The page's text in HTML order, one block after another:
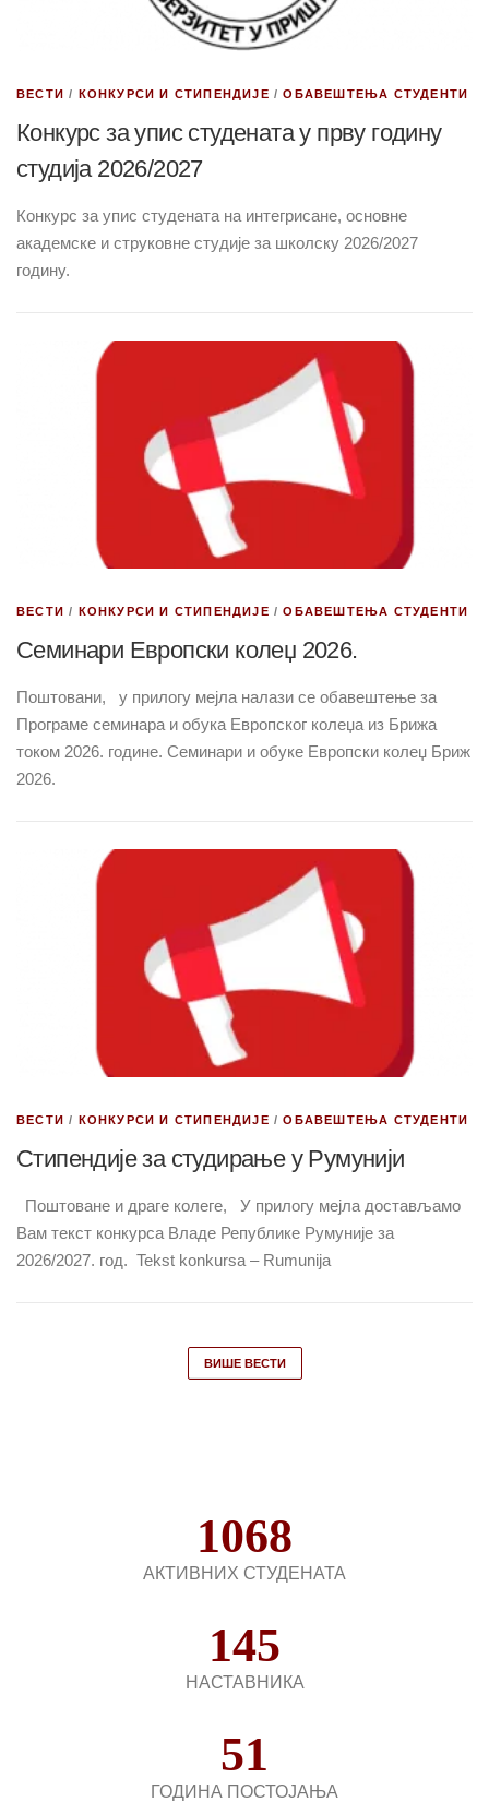
ВЕСТИ / КОНКУРСИ И СТИПЕНДИЈЕ /ОБАВЕШТЕЊА СТУДЕНТИ
Конкурс за упис студената у прву годину
студија 2026/2027
Конкурс за упис студената на интегрисане, основне
академске и струковне студије за школску 2026/2027
годину.
ВЕСТИ / КОНКУРСИ И СТИПЕНДИЈЕ /ОБАВЕШТЕЊА СТУДЕНТИ
Семинари Европски колеџ 2026.
Поштовани, у прилогу мејла налази се обавештење за
Програме семинара и обука Европског колеџа из Брижа
током 2026. године. Семинари и обуке Европски колеџ Бриж
2026.
ВЕСТИ / КОНКУРСИ И СТИПЕНДИЈЕ /ОБАВЕШТЕЊА СТУДЕНТИ
Стипендије за студирање у Румунији
Поштованe и драге колеге, У прилогу мејла достављамо
Вам текст конкурса Владе Републике Румуније за
2026/2027. год. Tekst konkursa – Rumunija
ВИШЕ ВЕСТИ
1068
АКТИВНИХ СТУДЕНАТА
145
НАСТАВНИКА
51
ГОДИНА ПОСТОЈАЊА